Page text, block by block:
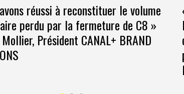
de 33 ans, « Les Assumés » eux,
ou moins 10 ans.
réussi à reconstituer le volume
perdu par la fermeture de C8 »
Président CANAL+ BRAND